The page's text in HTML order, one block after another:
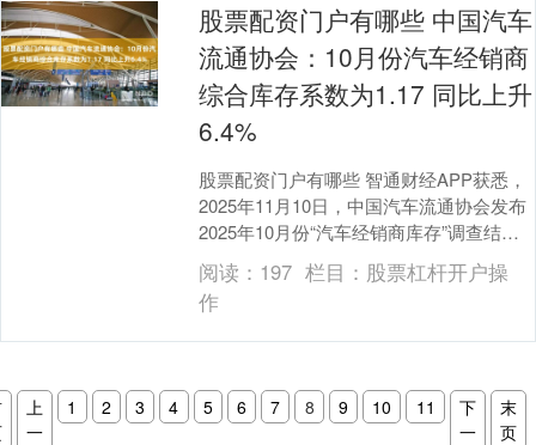
股票配资门户有哪些 中国汽车
流通协会：10月份汽车经销商
综合库存系数为1.17 同比上升
6.4%
股票配资门户有哪些 智通财经APP获悉，
2025年11月10日，中国汽车流通协会发布
2025年10月份“汽车经销商库存”调查结
果：10月份汽车经销商综合库存系数....
阅读： 197 栏目： 股票杠杆开户操
作
上
一
1 2 3 4 5 6 7 8 9 10 11
下
一
末
页